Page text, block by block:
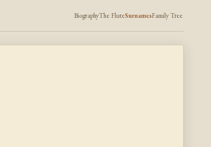
BiographyThe FluteSurnamesFamily Tree